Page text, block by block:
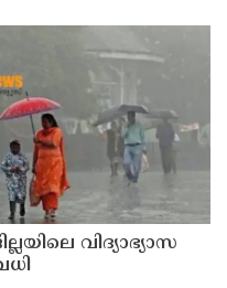
വിദ്യാഭ്യാസ